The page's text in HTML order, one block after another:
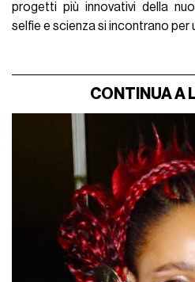
progetti più innovativi della
selfie e scienza si incontrano per
CONTINUA A